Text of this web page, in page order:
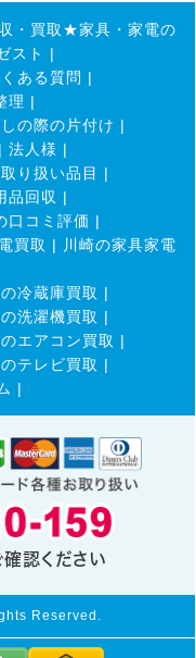
・買取★家具・家電の
スト
|
ある質問 |
理 |
の際の片付け |
| 法人様 |
取り扱い品目
|
品回収 |
口コミ評価 |
買取 |
川崎の家具家電
冷蔵庫買取 |
洗濯機買取 |
エアコン買取 |
テレビ買取 |
|
認ください
Reserved.